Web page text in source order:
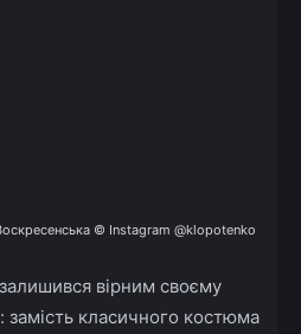
© Instagram @klopotenko
вірним своєму
класичного костюма